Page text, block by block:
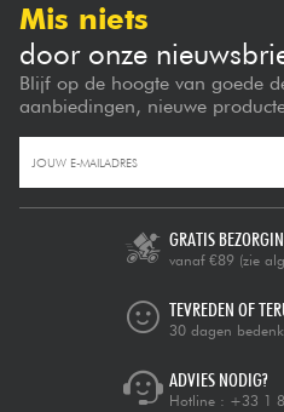
Mis niets
door onze
Blijf op de hoogte van goede
aanbiedingen, nieuwe
GRATIS
vanaf €89 (zie
TEVREDEN OF
30 dagen
ADVIES NODIG?
Hotline : +33 1